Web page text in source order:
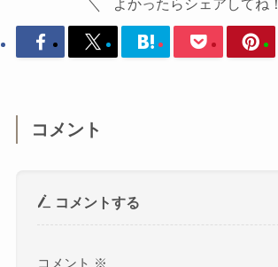
よかったらシェアしてね！
コメント
コメントする
コメント ※